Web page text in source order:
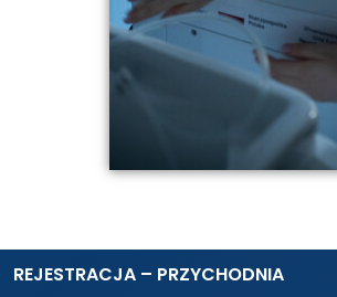
REJESTRACJA – PRZYCHODNIA